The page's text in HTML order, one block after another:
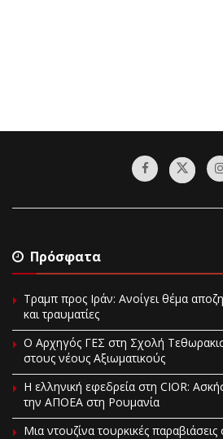
Πρόσφατα
Τραμπ προς Ιράν: Ανοίγει θέμα
και τραυματίες
O Αρχηγός ΓΕΣ στη Σχολή
στους νέους Αξιωματικούς
Η ελληνική εφεδρεία στη CIOR:
την ΑΠΟΕΑ στη Ρουμανία
Μια ντουζίνα τουρκικές παραβιάσεις